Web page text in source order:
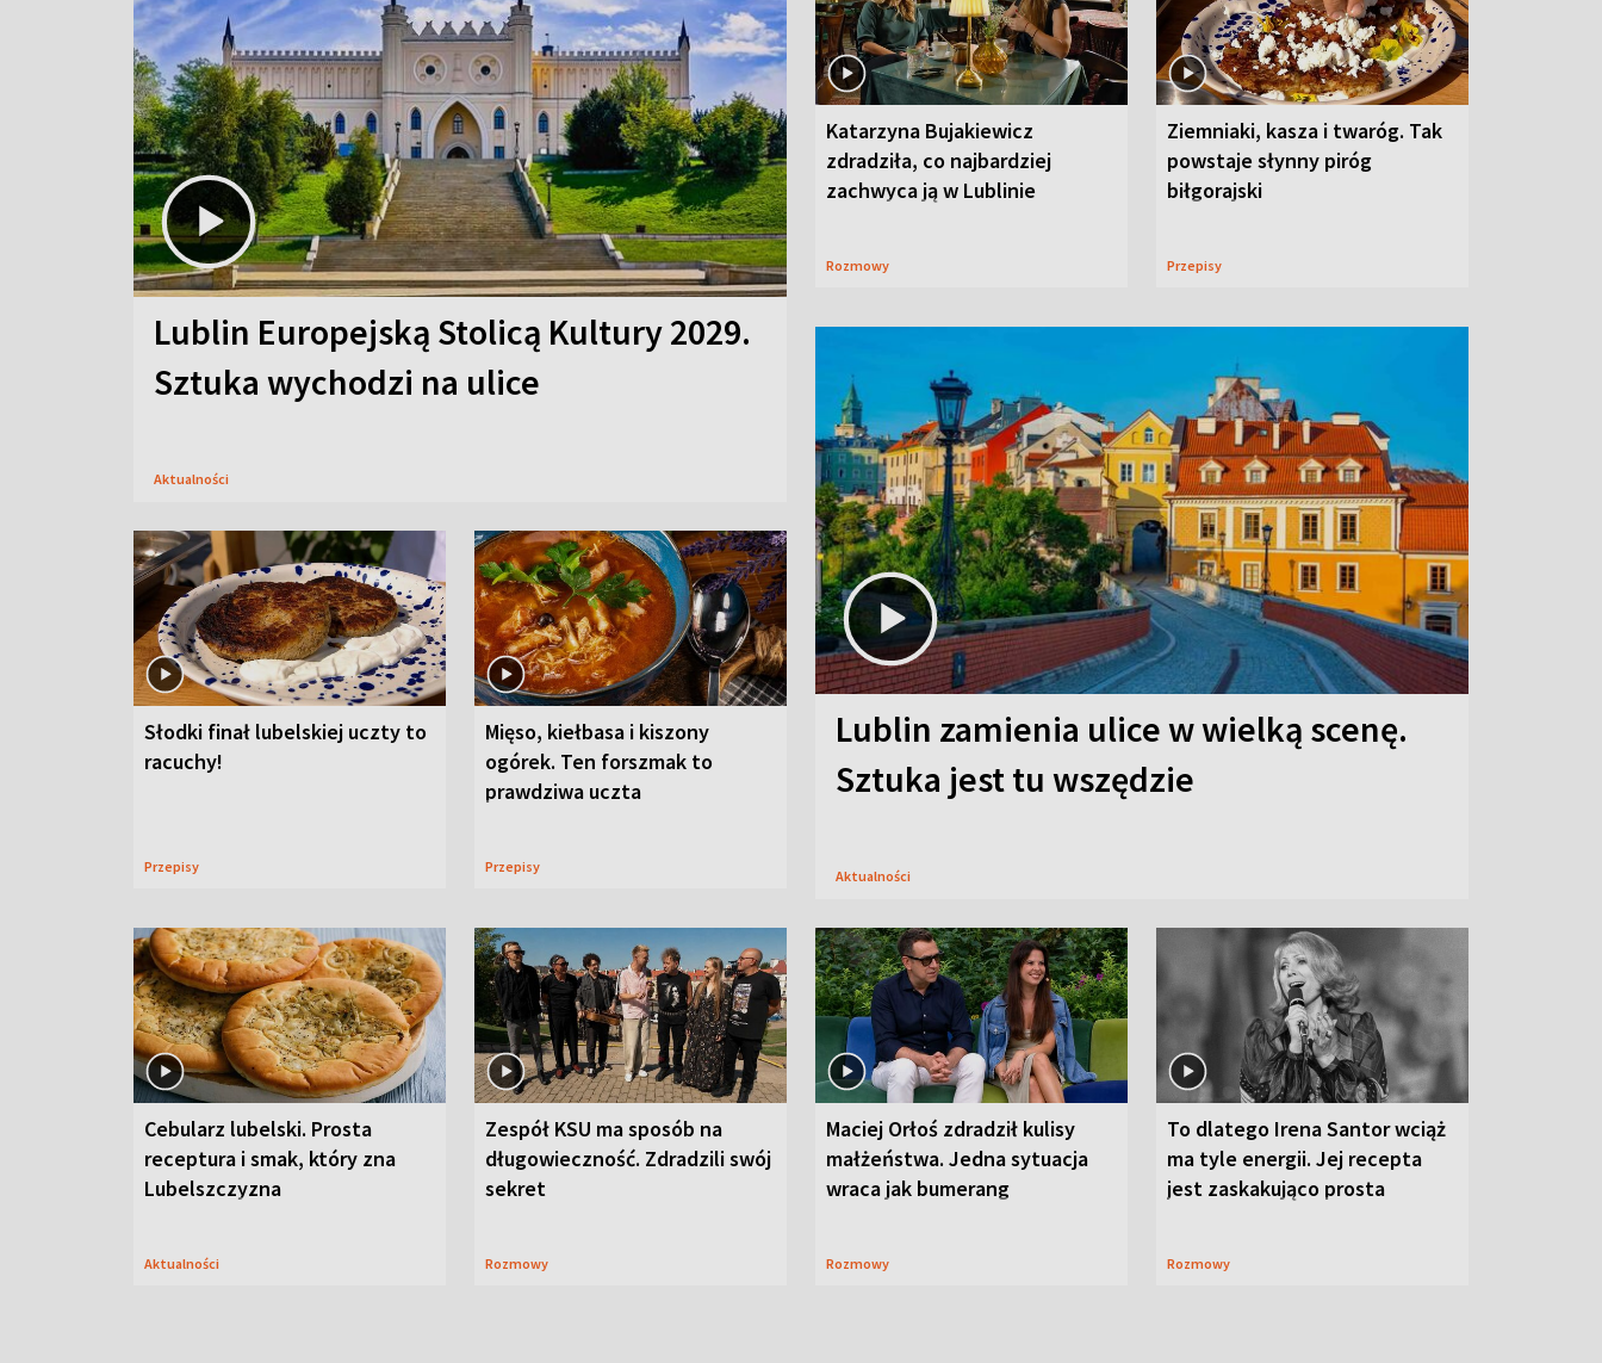
Lublin Europejską Stolicą Kultury 2029.
Sztuka wychodzi na ulice
Aktualności
Katarzyna Bujakiewicz
zdradziła, co najbardziej
zachwyca ją w Lublinie
Rozmowy
Ziemniaki, kasza i twaróg. Tak
powstaje słynny piróg
biłgorajski
Przepisy
Słodki finał lubelskiej uczty to
racuchy!
Przepisy
Mięso, kiełbasa i kiszony
ogórek. Ten forszmak to
prawdziwa uczta
Przepisy
Lublin zamienia ulice w wielką scenę.
Sztuka jest tu wszędzie
Aktualności
Cebularz lubelski. Prosta
receptura i smak, który zna
Lubelszczyzna
Aktualności
Zespół KSU ma sposób na
długowieczność. Zdradzili swój
sekret
Rozmowy
Maciej Orłoś zdradził kulisy
małżeństwa. Jedna sytuacja
wraca jak bumerang
Rozmowy
To dlatego Irena Santor wciąż
ma tyle energii. Jej recepta
jest zaskakująco prosta
Rozmowy